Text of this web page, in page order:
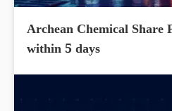
Archean Chemical Share
within 5 days